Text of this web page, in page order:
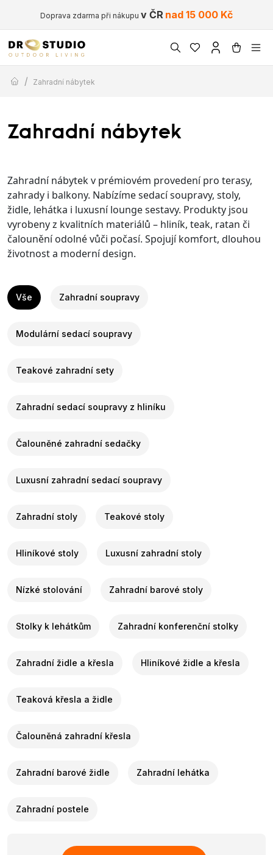
Doprava zdarma při nákupu v ČR nad 15 000 Kč
/ Zahradní nábytek
Zahradní nábytek
Zahradní nábytek v prémiovém provedení pro terasy,
zahrady i balkony. Nabízíme sedací soupravy, stoly,
židle, lehátka i luxusní lounge sestavy. Produkty jsou
vyrobeny z kvalitních materiálů – hliník, teak, ratan či
čalounění odolné vůči počasí. Spojují komfort, dlouhou
životnost a moderní design.
Vše Zahradní soupravy
Modulární sedací soupravy
Teakové zahradní sety
Zahradní sedací soupravy z hliníku
Čalouněné zahradní sedačky
Luxusní zahradní sedací soupravy
Zahradní stoly Teakové stoly
Hliníkové stoly Luxusní zahradní stoly
Nízké stolování Zahradní barové stoly
Stolky k lehátkům Zahradní konferenční stolky
Zahradní židle a křesla Hliníkové židle a křesla
Teaková křesla a židle
Čalouněná zahradní křesla
Zahradní barové židle Zahradní lehátka
Zahradní postele